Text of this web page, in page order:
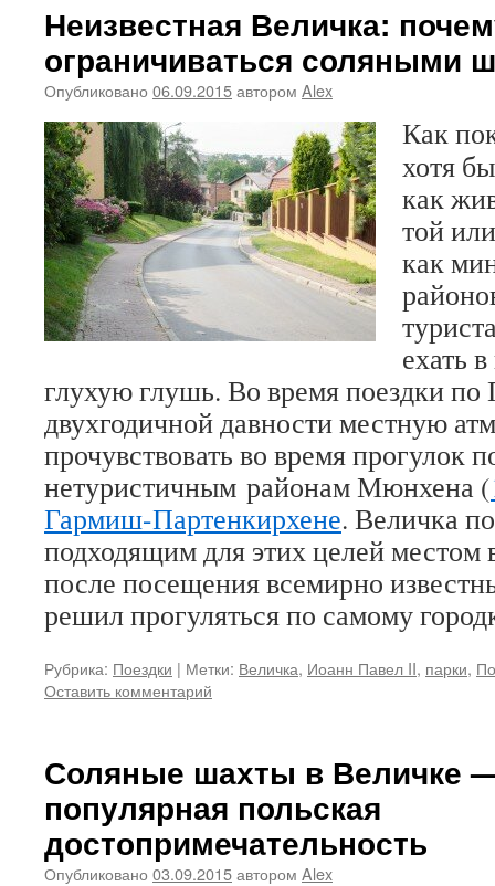
Неизвестная Величка:
ограничиваться соляными
Опубликовано 06.09.2015автором Alex
Как
хотя
как
той
как
ехать
глухую глушь. Во время поездки по
двухгодичной давности местную
прочувствовать во время прогулок
нетуристичным районам Мюнхена (
Гармиш-Партенкирхене. Величка
подходящим для этих целей
после посещения всемирно
решил прогуляться по самому
Рубрика: Поездки | Метки: Величка, Иоанн Павел II, парки,
Оставить комментарий
Соляные шахты в Величке
популярная польская
достопримечательность
Опубликовано 03.09.2015автором Alex